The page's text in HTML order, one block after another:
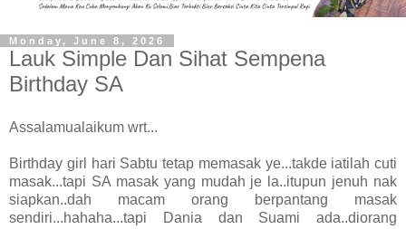
Monday, June 8, 2026
Lauk Simple Dan Sihat Sempena
Birthday SA
Assalamualaikum wrt...
Birthday girl hari Sabtu tetap memasak ye...takde iatilah cuti
masak...tapi SA masak yang mudah je la..itupun jenuh nak
siapkan..dah macam orang berpantang masak
sendiri...hahaha...tapi Dania dan Suami ada..diorang